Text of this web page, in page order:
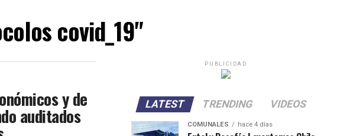
covid_19"
y de
auditados
PUBLICIDAD
LATEST TRENDING VIDEOS
COMUNALES hace 4 días